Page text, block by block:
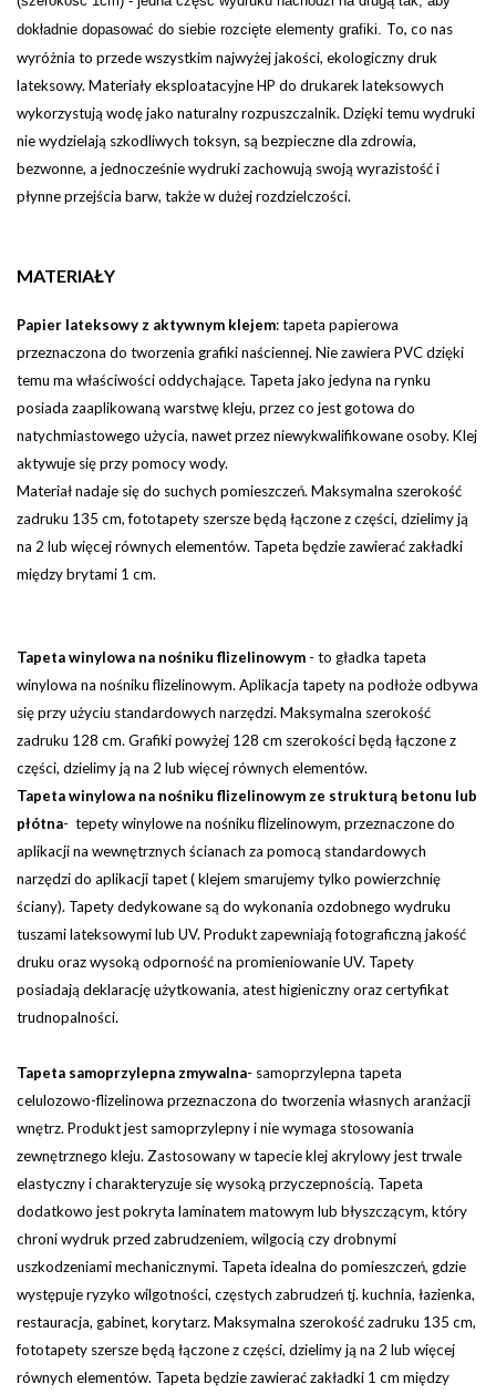
dokładnie dopasować do siebie rozcięte elementy grafiki. To, co nas
wyróżnia to przede wszystkim najwyżej jakości, ekologiczny druk
lateksowy. Materiały eksploatacyjne HP do drukarek lateksowych
wykorzystują wodę jako naturalny rozpuszczalnik. Dzięki temu wydruki
nie wydzielają szkodliwych toksyn, są bezpieczne dla zdrowia,
bezwonne, a jednocześnie wydruki zachowują swoją wyrazistość i
płynne przejścia barw, także w dużej rozdzielczości.
MATERIAŁY
Papier lateksowy z aktywnym klejem:tapeta papierowa
przeznaczona do tworzenia grafiki naściennej. Nie zawiera PVC dzięki
temu ma właściwości oddychające. Tapeta jako jedyna na rynku
posiada zaaplikowaną warstwę kleju, przez co jest gotowa do
natychmiastowego użycia, nawet przez niewykwalifikowane osoby. Klej
aktywuje się przy pomocy wody.
Materiał nadaje się do suchych pomieszczeń. Maksymalna szerokość
zadruku 135 cm, fototapety szersze będą łączone z części, dzielimy ją
na 2 lub więcej równych elementów. Tapeta będzie zawierać zakładki
między brytami 1 cm.
Tapeta winylowa na nośniku flizelinowym - to gładka tapeta
winylowa na nośniku flizelinowym. Aplikacja tapety na podłoże odbywa
się przy użyciu standardowych narzędzi.Maksymalna szerokość
zadruku 128 cm. Grafiki powyżej 128 cm szerokości będą łączone z
części, dzielimy ją na 2 lub więcej równych elementów.
Tapeta winylowa na nośniku flizelinowym ze strukturą betonu lub
płótna- tepety winylowe na nośniku flizelinowym, przeznaczone do
aplikacji na wewnętrznych ścianach za pomocą standardowych
narzędzi do aplikacji tapet ( klejem smarujemy tylko powierzchnię
ściany). Tapety dedykowane są do wykonania ozdobnego wydruku
tuszami lateksowymi lub UV. Produkt zapewniają fotograficzną jakość
druku oraz wysoką odporność na promieniowanie UV. Tapety
posiadają deklarację użytkowania, atest higieniczny oraz certyfikat
trudnopalności.
Tapeta samoprzylepna zmywalna- samoprzylepna tapeta
celulozowo-flizelinowa przeznaczona do tworzenia własnych aranżacji
wnętrz. Produkt jest samoprzylepny i nie wymaga stosowania
zewnętrznego kleju. Zastosowany w tapecie klej akrylowy jest trwale
elastyczny i charakteryzuje się wysoką przyczepnością. Tapeta
dodatkowo jest pokryta laminatem matowym lub błyszczącym, który
chroni wydruk przed zabrudzeniem, wilgocią czy drobnymi
uszkodzeniami mechanicznymi. Tapeta idealna do pomieszczeń, gdzie
występuje ryzyko wilgotności, częstych zabrudzeń tj. kuchnia, łazienka,
restauracja, gabinet, korytarz.Maksymalna szerokość zadruku 135 cm,
fototapety szersze będą łączone z części, dzielimy ją na 2 lub więcej
równych elementów. Tapeta będzie zawierać zakładki 1 cm między